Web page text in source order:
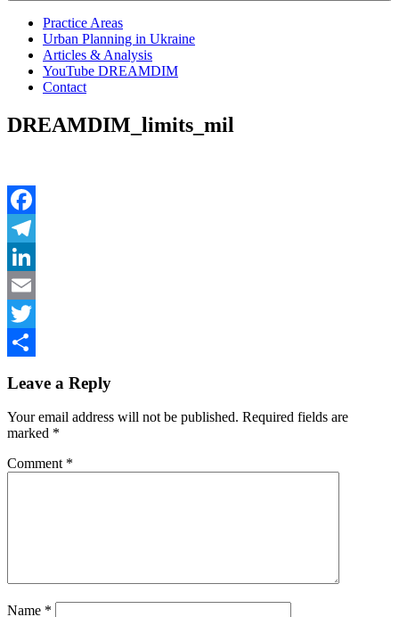
Practice Areas
Urban Planning in Ukraine
Articles & Analysis
YouTube DREAMDIM
Contact
DREAMDIM_limits_mil
Facebook
Telegram
LinkedIn
Email
Twitter
Leave a Reply
Your email address will not be published. Required fields are
marked *
Comment *
Name *